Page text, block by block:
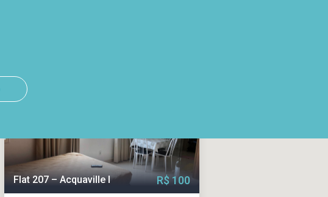
Flat 207 – Acquaville I R$ 100